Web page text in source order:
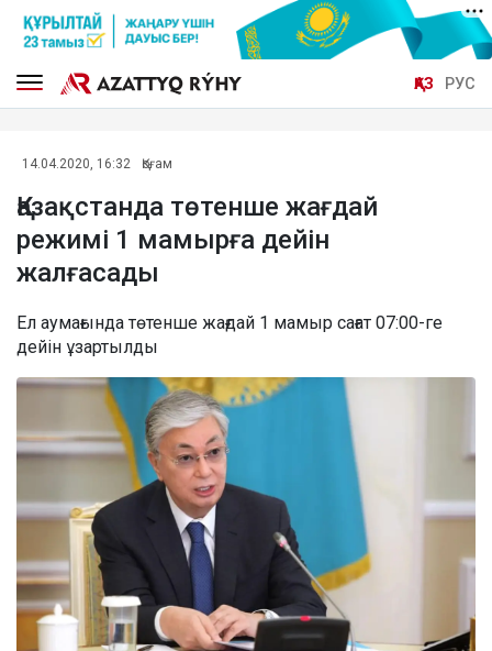
ҚАЗ РУС
14.04.2020, 16:32 Қоғам
Қазақстанда төтенше жағдай
режимі 1 мамырға дейін
жалғасады
Ел аумағында төтенше жағдай 1 мамыр сағат 07:00-ге
дейін ұзартылды